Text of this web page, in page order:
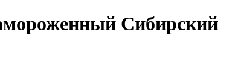
Сибирский